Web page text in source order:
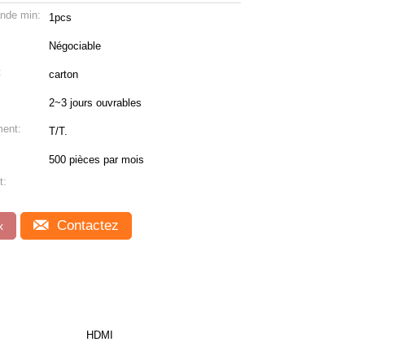
min: 1pcs
Négociable
carton
2~3 jours ouvrables
T/T.
500 pièces par mois
Contactez
HDMI